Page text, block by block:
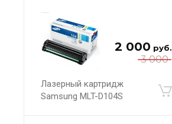
3 000
2 000 руб.
Лазерный картридж
Samsung MLT-D104S